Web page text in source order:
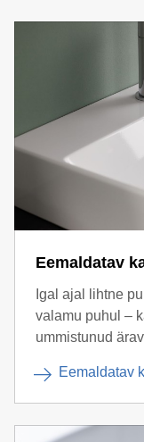
Eemaldatav
Igal ajal lihtne
valamu puhul –
ummistunud
Eemaldatav